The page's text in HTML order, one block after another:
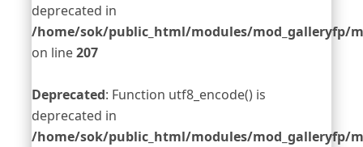
deprecated in
/home/sok/public_html/modules/mod_galleryfp/
on line207
Deprecated: Function utf8_encode() is
deprecated in
/home/sok/public_html/modules/mod_galleryfp/